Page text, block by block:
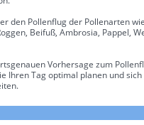
den Pollenflug der Pollenarten
Beifuß, Ambrosia, Pappel,
Vorhersage zum
Ihren Tag optimal planen und